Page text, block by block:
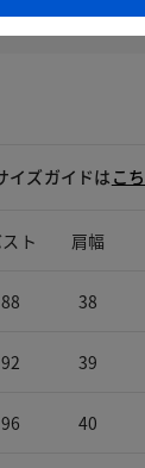
イズガイドは こ
ト 肩幅
88 38
92 39
96 40